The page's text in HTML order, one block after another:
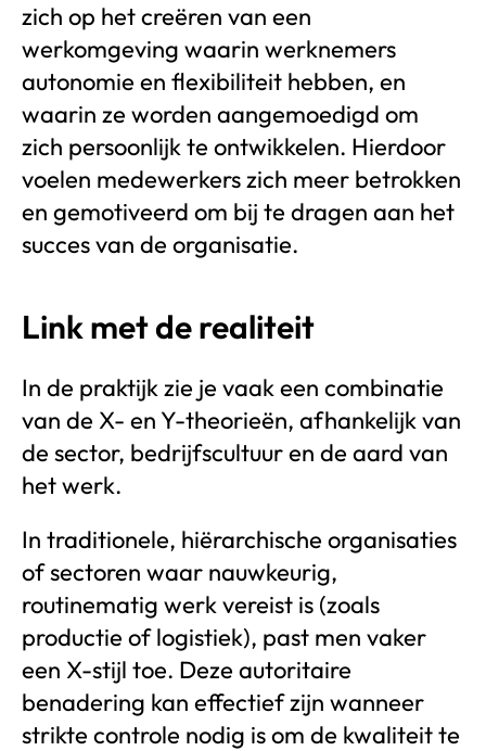
zich op het creëren van een
werkomgeving waarin werknemers
autonomie en flexibiliteit hebben, en
waarin ze worden aangemoedigd om
zich persoonlijk te ontwikkelen. Hierdoor
voelen medewerkers zich meer betrokken
en gemotiveerd om bij te dragen aan het
succes van de organisatie.
Link met de realiteit
In de praktijk zie je vaak een combinatie
van de X- en Y-theorieën, afhankelijk van
de sector, bedrijfscultuur en de aard van
het werk.
In traditionele, hiërarchische organisaties
of sectoren waar nauwkeurig,
routinematig werk vereist is (zoals
productie of logistiek), past men vaker
een X-stijl toe. Deze autoritaire
benadering kan effectief zijn wanneer
strikte controle nodig is om de kwaliteit te